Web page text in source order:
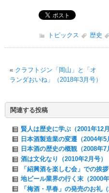
トピックス 歴史
« クラフトジン「岡山」と「オ
ランダおいね」（2018年3月号）
関連する投稿
賢人は歴史に学ぶ（2001年12月
日本酒製造業の変遷（2004年5
日本酒の歴史の概観（2008年7
酒は文化なり（2010年2月号）
「紹興酒を楽しむ会」での挨拶
地ビール業界の行く末（2000年
「梅酒・早春」の発売のお礼（